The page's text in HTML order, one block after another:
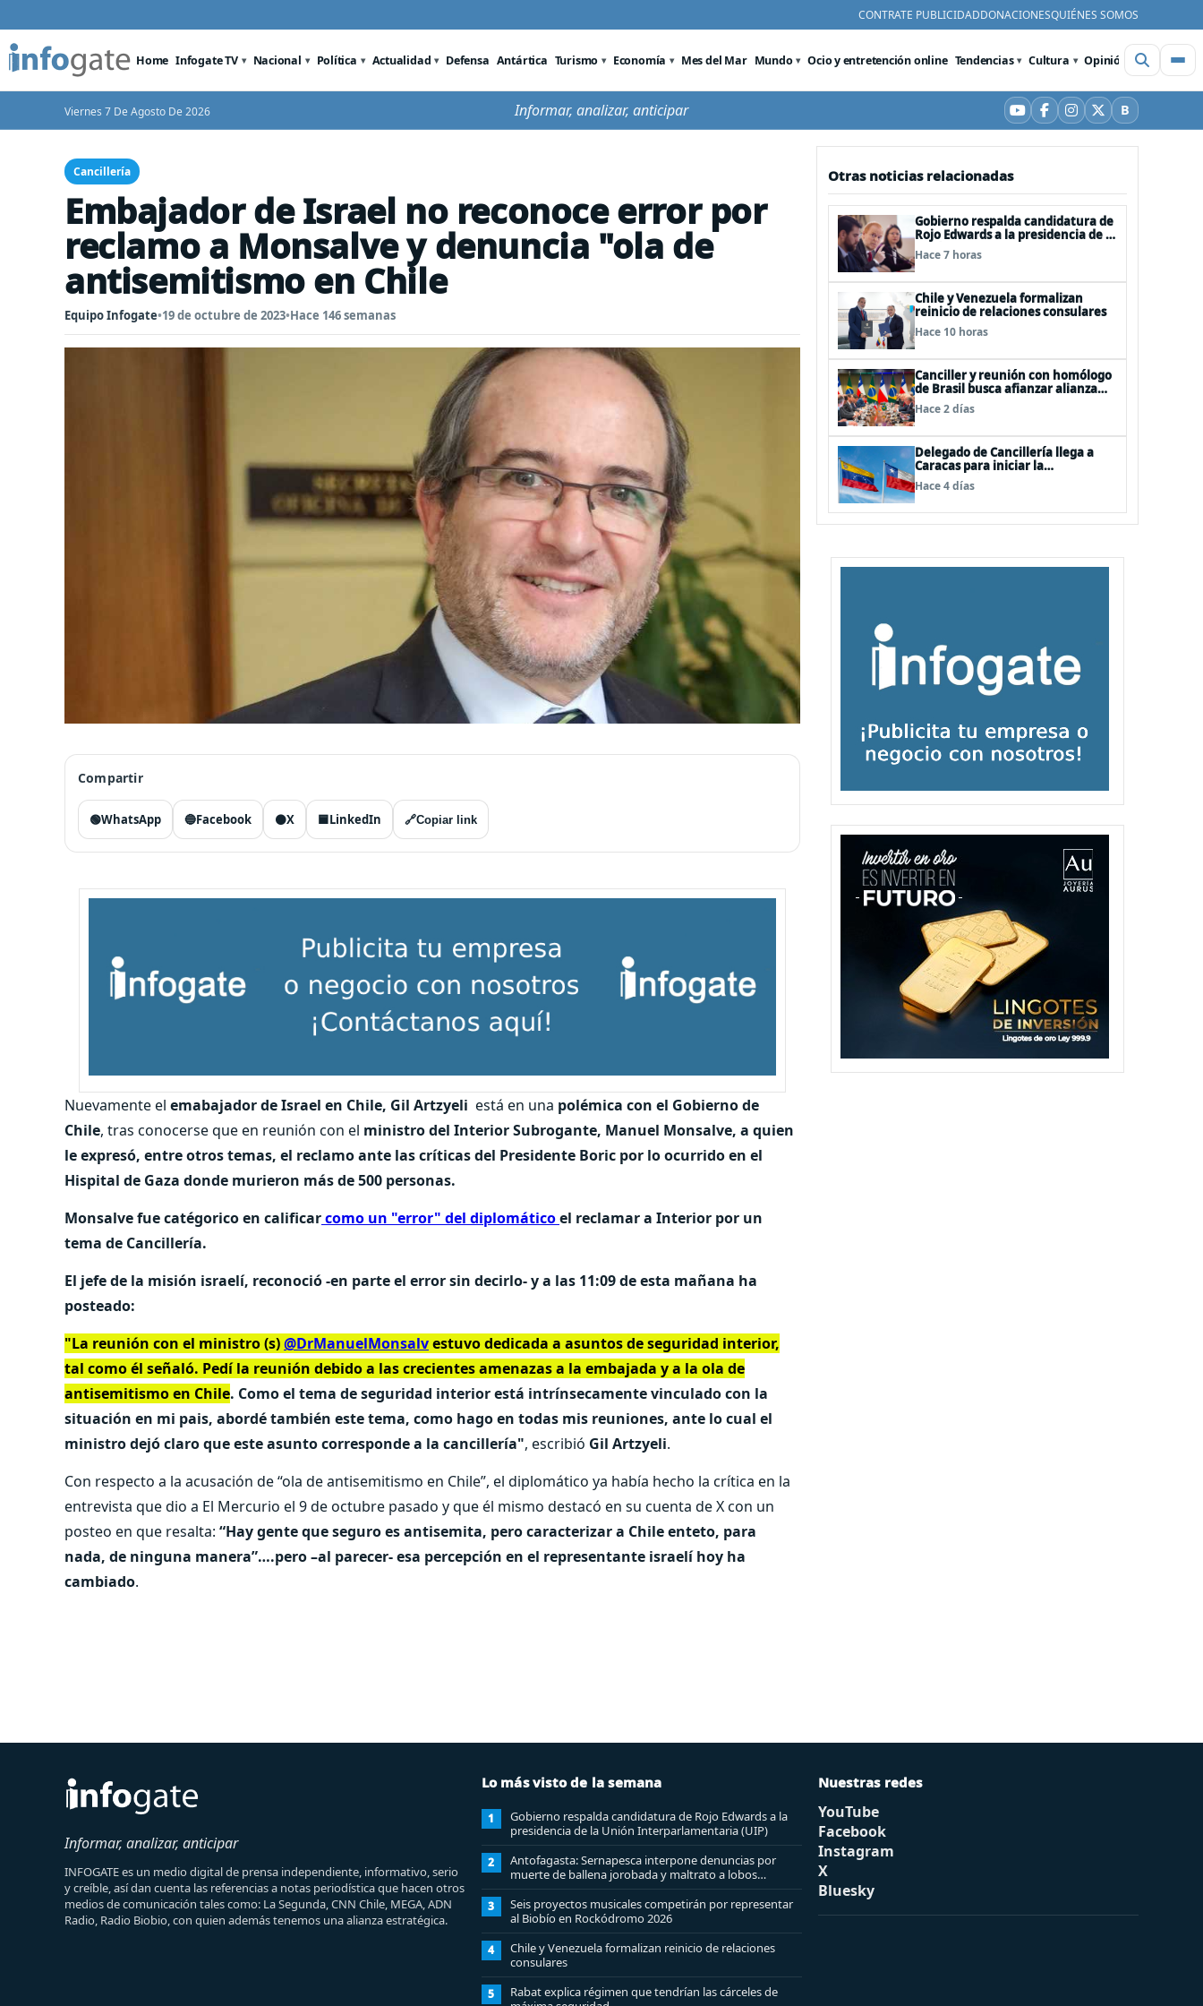
CONTRATE PUBLICIDADDONACIONESQUIÉNES SOMOS
Home Infogate TV Nacional Política Actualidad Defensa Antártica Turismo Economía Mes del Mar Mundo Ocio y entretención online Tendencias Cultura Opinión Videos
Viernes 7 De Agosto De 2026 Informar, analizar, anticipar YouTube
Facebook
Instagram
X BBluesky
Cancillería
Embajador de Israel no reconoce error por
reclamo a Monsalve y denuncia "ola de
antisemitismo en Chile
Equipo Infogate•19 de octubre de 2023•Hace 146 semanas
Compartir
🟢WhatsApp 🔵Facebook ⚫X 🟦LinkedIn 🔗Copiar link
Nuevamente el emabajador de Israel en Chile, Gil Artzyeli está en una polémica con el Gobierno de
Chile, tras conocerse que en reunión con el ministro del Interior Subrogante, Manuel Monsalve, a quien
le expresó, entre otros temas, el reclamo ante las críticas del Presidente Boric por lo ocurrido en el
Hispital de Gaza donde murieron más de 500 personas.
Monsalve fue catégorico en calificarcomo un "error" del diplomáticoel reclamar a Interior por un
tema de Cancillería.
El jefe de la misión israelí, reconoció -en parte el error sin decirlo- y a las 11:09 de esta mañana ha
posteado:
"La reunión con el ministro (s)@DrManuelMonsalvestuvo dedicada a asuntos de seguridad interior,
tal como él señaló. Pedí la reunión debido a las crecientes amenazas a la embajada y a la ola de
antisemitismo en Chile. Como el tema de seguridad interior está intrínsecamente vinculado con la
situación en mi pais, abordé también este tema, como hago en todas mis reuniones, ante lo cual el
ministro dejó claro que este asunto corresponde a la cancillería", escribió Gil Artzyeli.
Con respecto a la acusación de “ola de antisemitismo en Chile”, el diplomático ya había hecho la crítica en la
entrevista que dio a El Mercurio el 9 de octubre pasado y que él mismo destacó en su cuenta de X con un
posteo en que resalta: “Hay gente que seguro es antisemita, pero caracterizar a Chile enteto, para
nada, de ninguna manera”….pero –al parecer- esa percepción en el representante israelí hoy ha
cambiado.
Otras noticias relacionadas
Gobierno respalda candidatura de
Rojo Edwards a la presidencia de la
Unión Interparlamentaria (UIP)
Hace 7 horas
Chile y Venezuela formalizan
reinicio de relaciones consulares
Hace 10 horas
Canciller y reunión con homólogo
de Brasil busca afianzar alianza
clave en Latinoamérica
Hace 2 días
Delegado de Cancillería llega a
Caracas para iniciar la
reactivación de relaciones
consulares
Hace 4 días
Informar, analizar, anticipar
INFOGATE es un medio digital de prensa independiente, informativo, serio
y creíble, así dan cuenta las referencias a notas periodística que hacen otros
medios de comunicación tales como: La Segunda, CNN Chile, MEGA, ADN
Radio, Radio Biobio, con quien además tenemos una alianza estratégica.
Lo más visto de la semana
1
Gobierno respalda candidatura de Rojo Edwards a la
presidencia de la Unión Interparlamentaria (UIP)
2
Antofagasta: Sernapesca interpone denuncias por
muerte de ballena jorobada y maltrato a lobos
marinos
3
Seis proyectos musicales competirán por representar
al Biobío en Rockódromo 2026
4
Chile y Venezuela formalizan reinicio de relaciones
consulares
5
Rabat explica régimen que tendrían las cárceles de
Nuestras redes
YouTube
Facebook
Instagram
X
Bluesky